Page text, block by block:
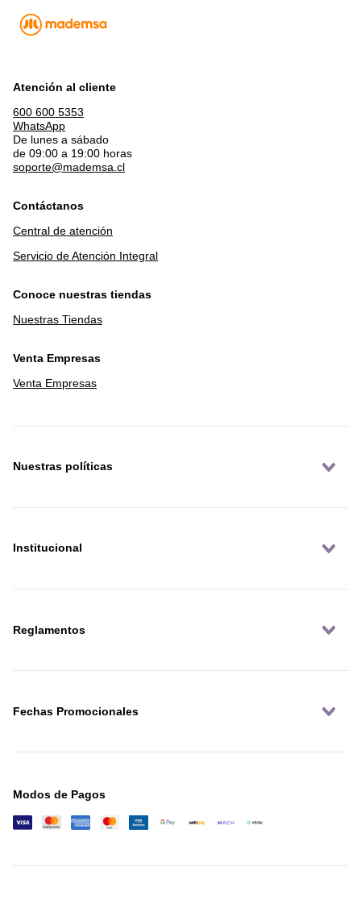
Atención al cliente
600 600 5353
WhatsApp
De lunes a sábado
de 09:00 a 19:00 horas
soporte@mademsa.cl
Contáctanos
Central de atención
Servicio de Atención Integral
Conoce nuestras tiendas
Nuestras Tiendas
Venta Empresas
Venta Empresas
Nuestras políticas
Institucional
Reglamentos
Fechas Promocionales
Modos de Pagos